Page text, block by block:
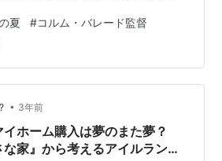
は慣れない生活に戸惑うが、髪を
アイリンやさりげなくお菓子をテ
ョーンとの愛情たっぷりの暮らし
じ。自分の居場所を見つけてゆ
ット、郵便受けを目指して並木道
溌剌としていた。 隣人の…
夏 #コルム・バレード監督
• 3年前
ホーム購入は夢のまた夢？
な家』から考えるアイルランド